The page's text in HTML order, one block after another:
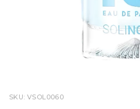
SKU: VSOL0060